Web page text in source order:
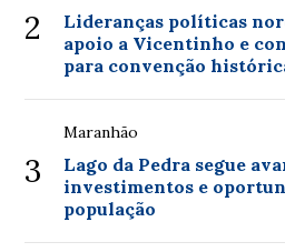
2
Lideranças políticas
apoio a Vicentinho e
para convenção
3
Maranhão
Lago da Pedra segue
investimentos e
população